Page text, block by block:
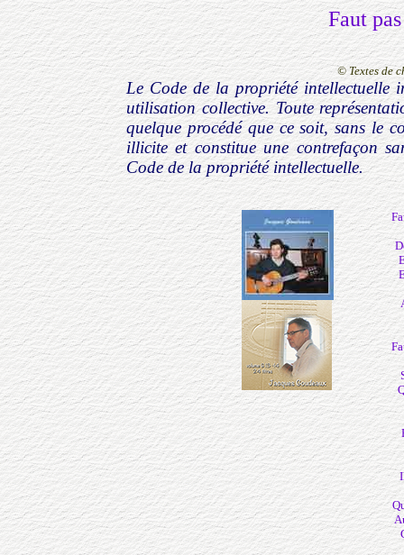
Faut
© Textes de
Le Code de la propriété intellectuelle
utilisation collective. Toute
quelque procédé que ce soit, sans le
illicite et constitue une contrefaçon
Code de la propriété intellectuelle.